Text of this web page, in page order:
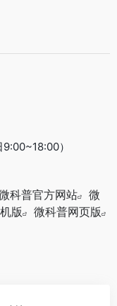
）
科普官方网站
微
版
微科普网页版